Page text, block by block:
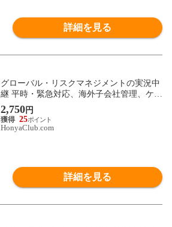
詳細を見る
グローバル・リスクマネジメントの実況中
継 平時・緊急対応、海外子会社管理、ケー
ス・スタディを中心に /野中高広
2,750円
25
HonyaClub.com
詳細を見る